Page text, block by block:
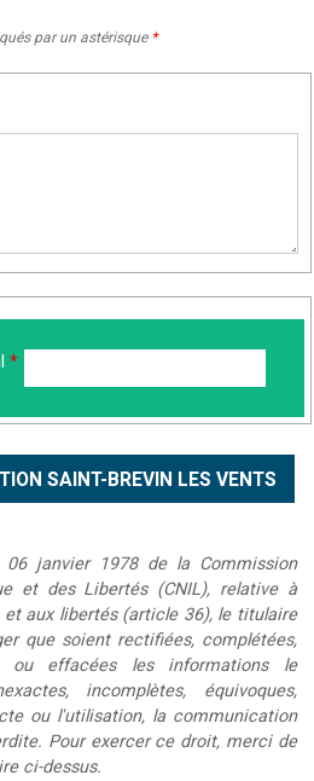
par un astérisque *
*
janvier 1978 de la Commission
et des Libertés (CNIL), relative à
aux libertés (article 36), le titulaire
que soient rectifiées, complétées,
effacées les informations le
incomplètes, équivoques,
ou l'utilisation, la communication
Pour exercer ce droit, merci de
ci-dessus.